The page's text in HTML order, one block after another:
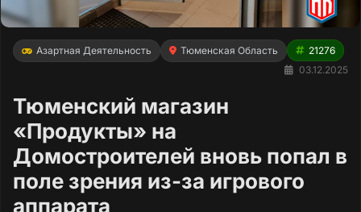
Азартная Деятельность Тюменская Область
21276
03.12.2025
Тюменский магазин
«Продукты» на
Домостроителей вновь попал в
поле зрения из-за игрового
аппарата